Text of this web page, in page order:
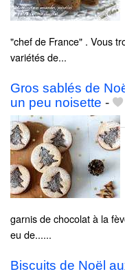
"chef de France" . Vous
variétés de...
Gros sablés de
un peu noisette -
garnis de chocolat à la
eu de......
Biscuits de Noël